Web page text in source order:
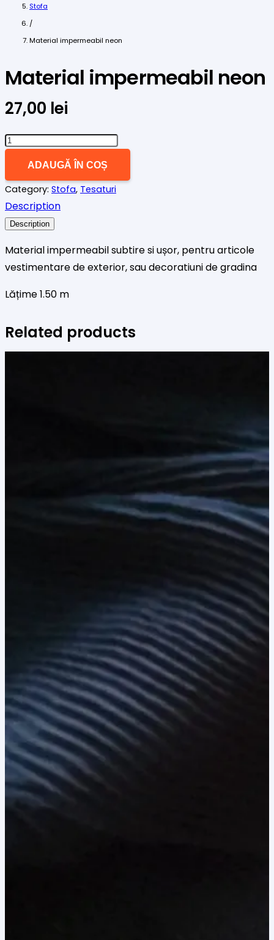
Stofa
/
Material impermeabil neon
Material impermeabil neon
27,00 lei
Cantitate
neon
ADAUGĂ ÎN COȘ
Category: Stofa, Tesaturi
Description
Description
Material impermeabil subtire si ușor, pentru articole
vestimentare de exterior, sau decoratiuni de gradina
Lățime 1.50 m
Related products